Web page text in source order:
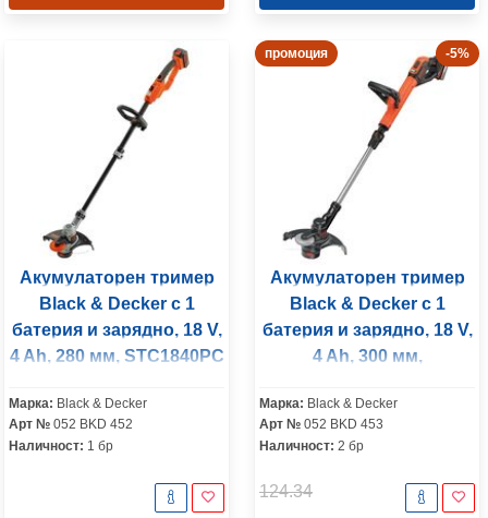
Акумулаторен тример
Black & Decker с 1
батерия и зарядно, 18 V,
4 Ah, 280 мм, STC1840PC
Марка: Black & Decker
Арт № 052 BKD 452
Наличност: 1 бр
промоция -5%
Акумулаторен тример
Black & Decker с 1
батерия и зарядно, 18 V,
4 Ah, 300 мм,
Марка: Black & Decker
Арт № 052 BKD 453
Наличност: 2 бр
124.34